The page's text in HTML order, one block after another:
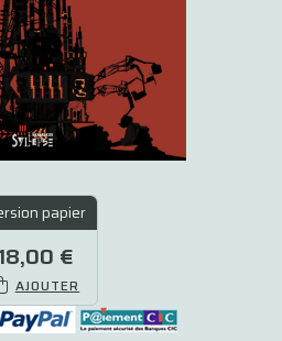
papier
€
AJOUTER